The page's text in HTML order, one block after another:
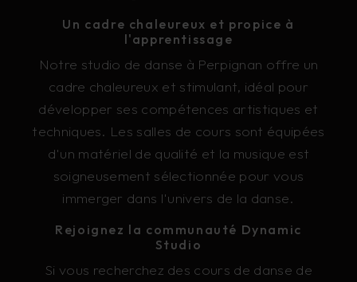
Un cadre chaleureux et propice à
l'apprentissage
Notre studio de danse à Perpignan offre un
cadre chaleureux et stimulant, idéal pour
développer ses compétences artistiques et
techniques. Les salles de cours sont équipées
d'un matériel de qualité et la musique est
soigneusement sélectionnée pour vous
immerger dans l'univers de la danse.
Rejoignez la communauté Dynamic
Studio
Si vous recherchez des cours de danse de